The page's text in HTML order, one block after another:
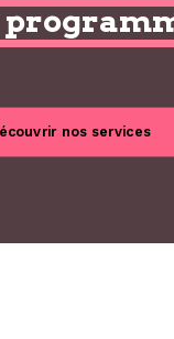
nos services